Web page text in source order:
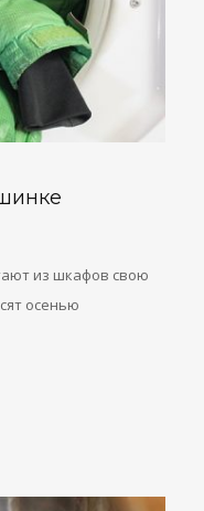
из шкафов свою
осенью